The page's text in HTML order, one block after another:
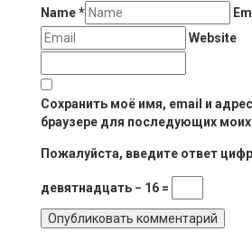
Name*
Website
Сохранить моё имя, email и
браузере для последующих
Пожалуйста, введите ответ
девятнадцать − 16 =